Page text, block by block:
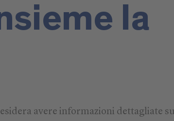
la
avere informazioni dettagliate